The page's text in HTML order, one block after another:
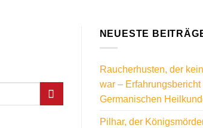
NEUESTE
Raucherhusten, der
war – Erfahrungsbericht
Germanischen
Pilhar, der